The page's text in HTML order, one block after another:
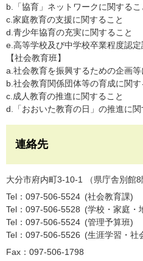
b.「協育」ネットワークに関する
c.家庭教育の支援に関すること
d.青少年協育の充実に関すること
e.高等学校及び中学校卒業程度認定
【社会教育班】
a.社会教育を振興するための企画
b.社会教育関係団体等の育成に関
c.成人教育の推進に関すること
d.「おおいた教育の日」の推進に関
連絡先
大分市府内町3-10-1 （県庁舎別館8
Tel：097-506-5524
社会教育課
Tel：097-506-5528
学校・家庭・
Tel：097-506-5524
管理予算班
Tel：097-506-5526
生涯学習・社
Fax：097-506-1798